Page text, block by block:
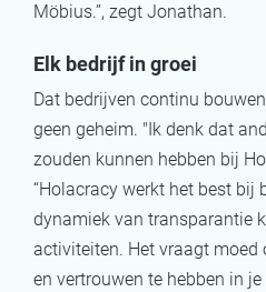
Möbius.”, zegt Jonathan.
Elk bedrijf in groei
Dat bedrijven continu
geen geheim. "Ik denk dat
zouden kunnen hebben bij
“Holacracy werkt het best bij
dynamiek van transparantie
activiteiten. Het vraagt moed
en vertrouwen te hebben in